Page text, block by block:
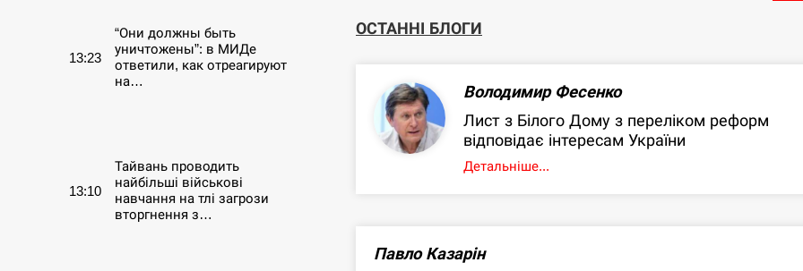
13:23
“Они должны быть
уничтожены”: в МИДе
ответили, как отреагируют
на…
13:10
Тайвань проводить
найбільші військові
навчання на тлі загрози
вторгнення з…
ОСТАННІ БЛОГИ
Володимир Фесенко
Лист з Білого Дому з переліком реформ
відповідає інтересам України
Детальніше...
Павло Казарін